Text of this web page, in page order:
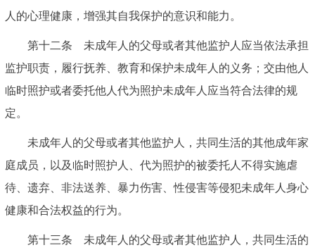
人的心理健康，增强其自我保护的意识和能力。
第十二条 未成年人的父母或者其他监护人应当依法承担
监护职责，履行抚养、教育和保护未成年人的义务；交由他人
临时照护或者委托他人代为照护未成年人应当符合法律的规
定。
未成年人的父母或者其他监护人，共同生活的其他成年家
庭成员，以及临时照护人、代为照护的被委托人不得实施虐
待、遗弃、非法送养、暴力伤害、性侵害等侵犯未成年人身心
健康和合法权益的行为。
第十三条 未成年人的父母或者其他监护人，共同生活的